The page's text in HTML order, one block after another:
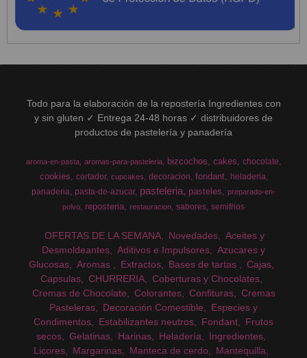
Todo para la elaboración de la repostería Ingredientes con
y sin gluten ✓ Entrega 24-48 horas ✓ distribuidores de
productos de pastelería y panadería
aroma-en-pasta aromas-para-pasteleria bizcochos cakes chocolate
cookies cortador cupcakes decoracion fondant
heladeria
panaderia pasta-de-azucar pasteleria pasteles
preparado-en-
polvo
reposteria restauracion sabores semifrios
OFERTAS DE LA SEMANA Novedades
Aceites y
Desmoldeantes
Aditivos e Impulsores
Azucares y
Glucosas
Aromas Extractos Bases de tartas
Cajas
Capsulas
CHURRERIA
Coberturas y Chocolates
Cremas de Chocolate
Colorantes Confituras
Cremas
Pasteleras
Decoración Comestible
Especies y
Condimentos
Estabilizantes neutros Fondant
Frutos
secos
Gelatinas Harinas Heladería
Ingredientes
Licores
Margarinas Manteca de cerdo
Mantequilla